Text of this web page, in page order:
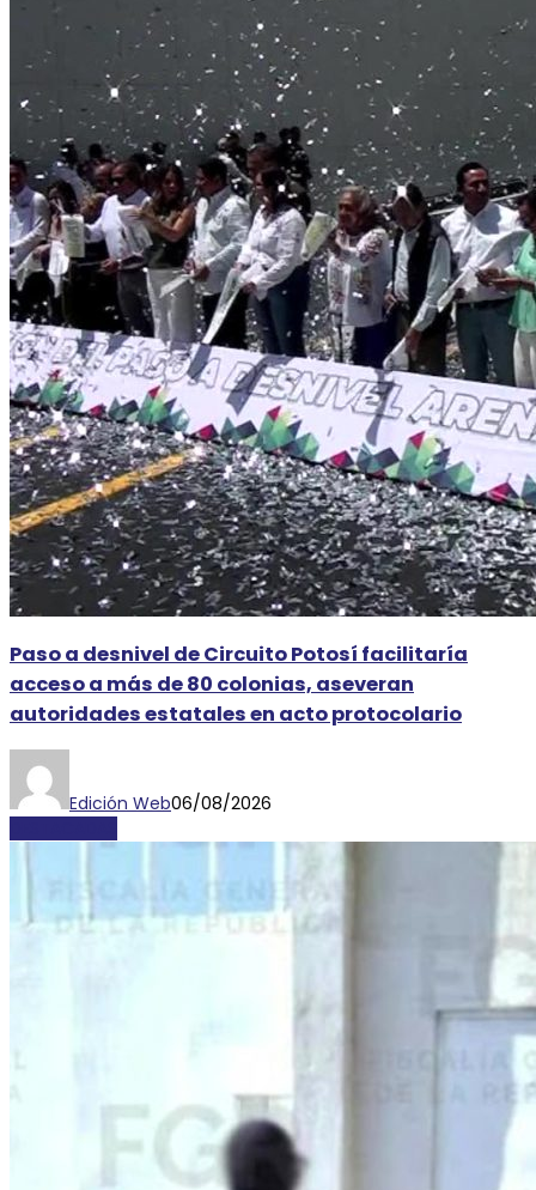
Paso a desnivel de Circuito Potosí facilitaría
acceso a más de 80 colonias, aseveran
autoridades estatales en acto protocolario
Edición Web06/08/2026